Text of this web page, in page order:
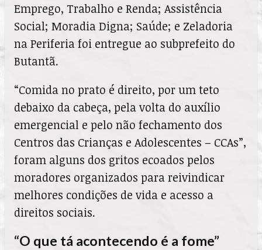
Emprego, Trabalho e Renda; Assistência
Social; Moradia Digna; Saúde; e Zeladoria
na Periferia foi entregue ao subprefeito do
Butantã.
“Comida no prato é direito, por um teto
debaixo da cabeça, pela volta do auxílio
emergencial e pelo não fechamento dos
Centros das Crianças e Adolescentes – CCAs”,
foram alguns dos gritos ecoados pelos
moradores organizados para reivindicar
melhores condições de vida e acesso a
direitos sociais.
“O que tá acontecendo é a fome”